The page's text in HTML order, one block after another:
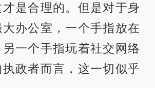
是合理的。但是对于身
办公室，一个手指放在
一个手指玩着社交网络
政者而言，这一切似乎